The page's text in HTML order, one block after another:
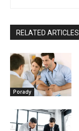
RELATED ARTICLES
Porady